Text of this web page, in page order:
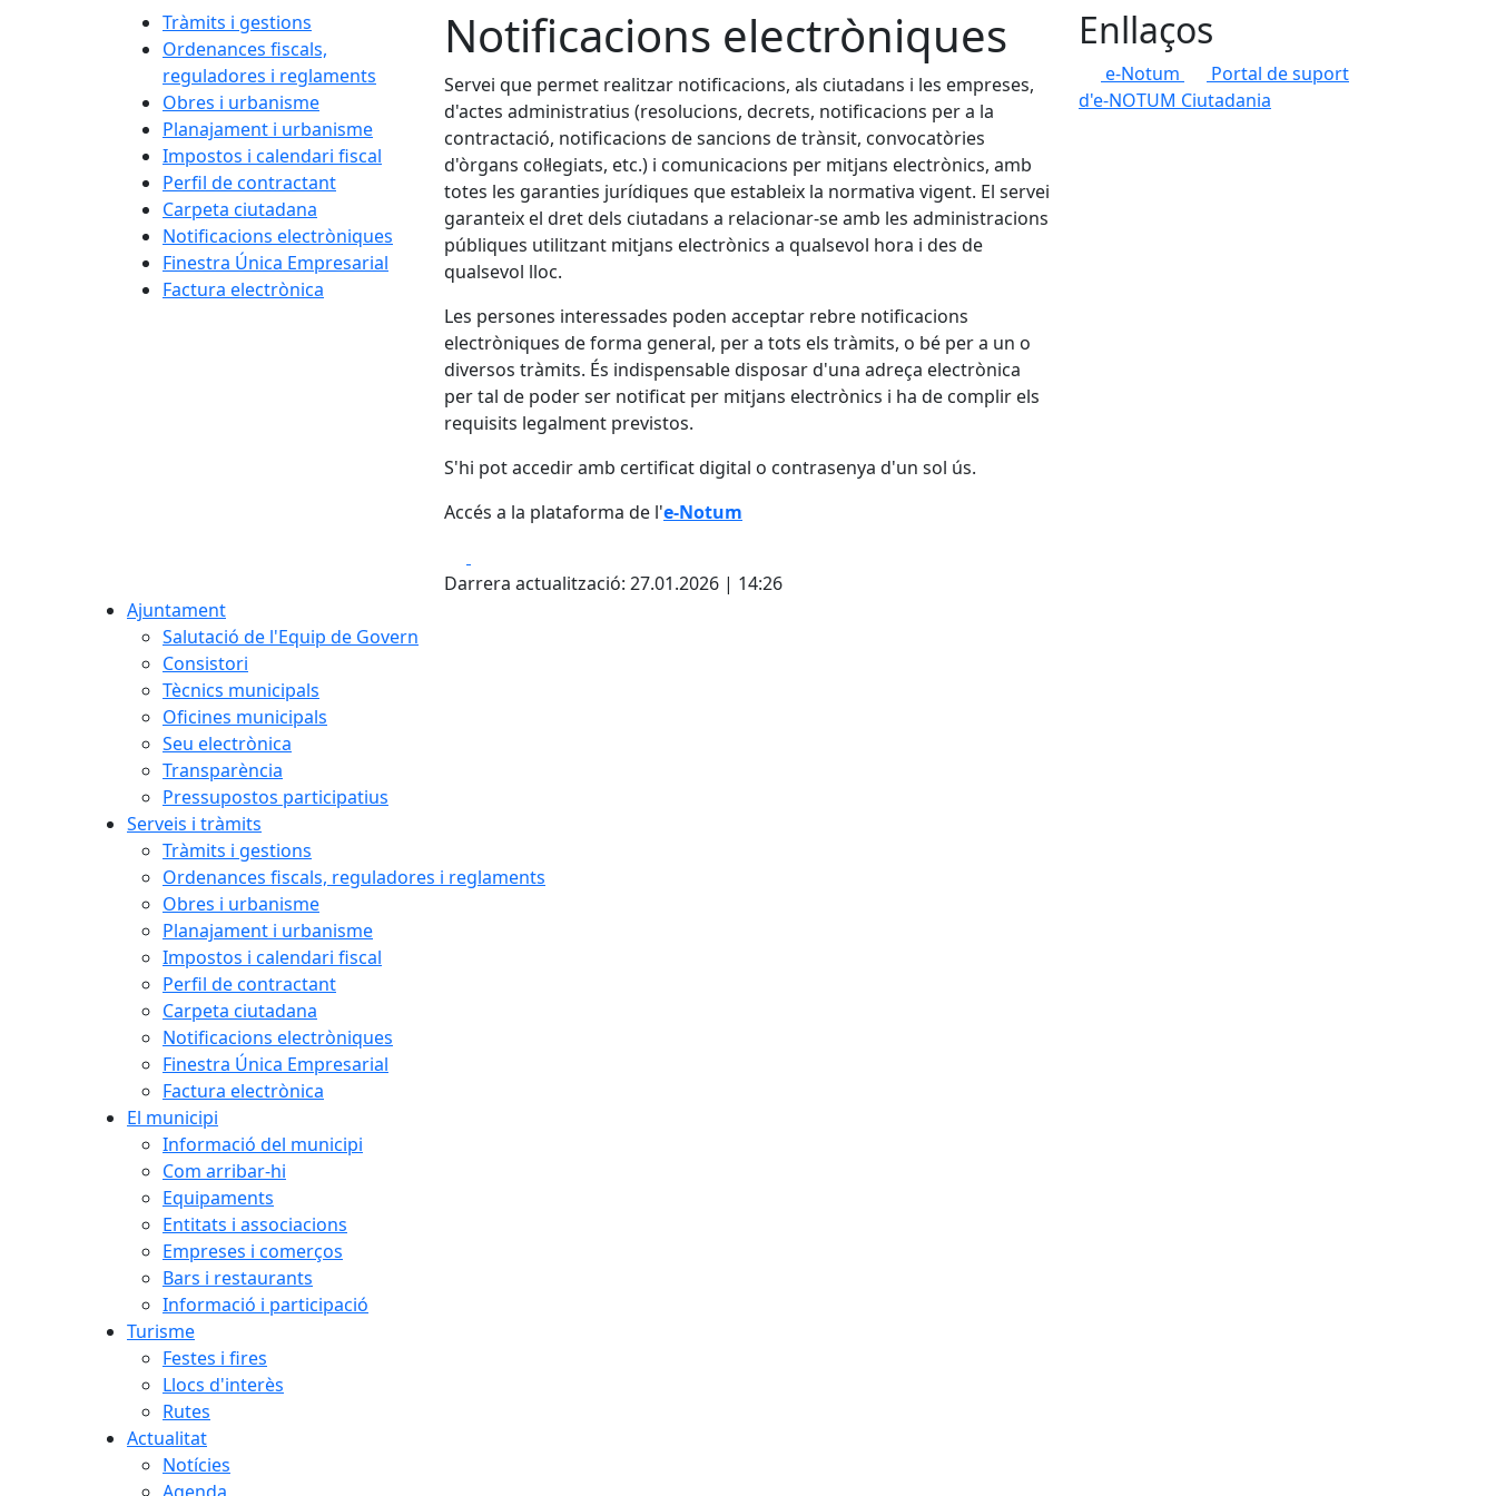
Tràmits i gestions
Ordenances fiscals,
reguladores i reglaments
Obres i urbanisme
Planajament i urbanisme
Impostos i calendari fiscal
Perfil de contractant
Carpeta ciutadana
Notificacions electròniques
Finestra Única Empresarial
Factura electrònica
Notificacions electròniques
Servei que permet realitzar notificacions, als ciutadans i les empreses,
d'actes administratius (resolucions, decrets, notificacions per a la
contractació, notificacions de sancions de trànsit, convocatòries
d'òrgans col·legiats, etc.) i comunicacions per mitjans electrònics, amb
totes les garanties jurídiques que estableix la normativa vigent. El servei
garanteix el dret dels ciutadans a relacionar-se amb les administracions
públiques utilitzant mitjans electrònics a qualsevol hora i des de
qualsevol lloc.
Les persones interessades poden acceptar rebre notificacions
electròniques de forma general, per a tots els tràmits, o bé per a un o
diversos tràmits. És indispensable disposar d'una adreça electrònica
per tal de poder ser notificat per mitjans electrònics i ha de complir els
requisits legalment previstos.
S'hi pot accedir amb certificat digital o contrasenya d'un sol ús.
Accés a la plataforma de l'e-Notum
Darrera actualització: 27.01.2026 | 14:26
Enllaços
e-Notum
Portal de suport
d'e-NOTUM Ciutadania
Ajuntament
Salutació de l'Equip de Govern
Consistori
Tècnics municipals
Oficines municipals
Seu electrònica
Transparència
Pressupostos participatius
Serveis i tràmits
Tràmits i gestions
Ordenances fiscals, reguladores i reglaments
Obres i urbanisme
Planajament i urbanisme
Impostos i calendari fiscal
Perfil de contractant
Carpeta ciutadana
Notificacions electròniques
Finestra Única Empresarial
Factura electrònica
El municipi
Informació del municipi
Com arribar-hi
Equipaments
Entitats i associacions
Empreses i comerços
Bars i restaurants
Informació i participació
Turisme
Festes i fires
Llocs d'interès
Rutes
Actualitat
Notícies